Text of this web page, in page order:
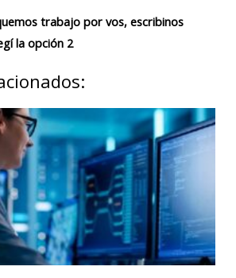
trabajo por vos, escribinos
la opción 2